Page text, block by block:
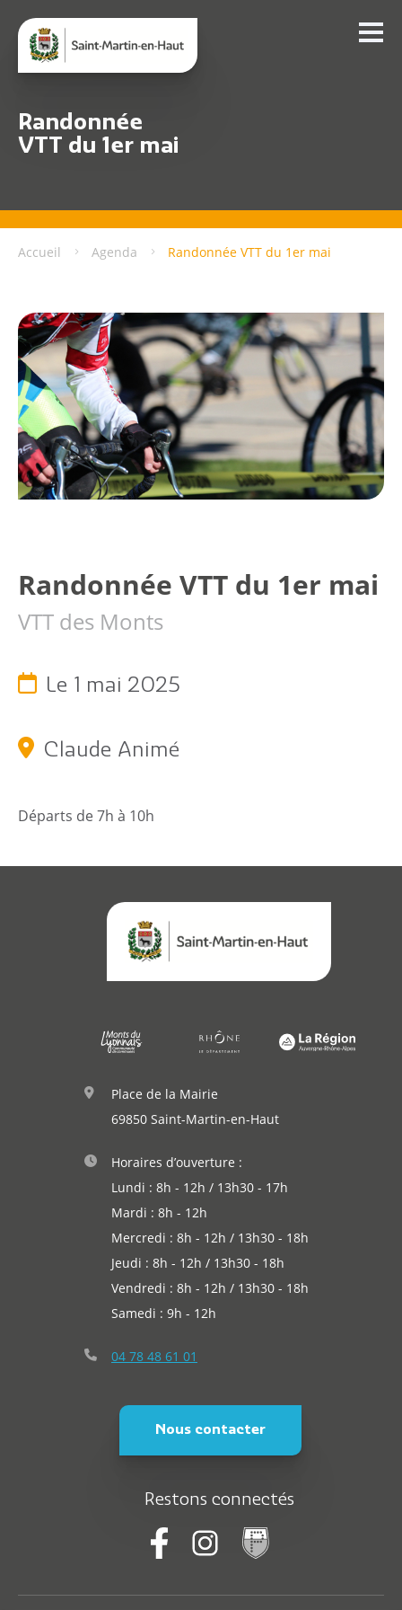
Randonnée
VTT du 1er mai
Accueil Agenda Randonnée VTT du 1er mai
Randonnée VTT du 1er mai
VTT des Monts
Le 1 mai 2025
Claude Animé
Départs de 7h à 10h
Place de la Mairie
69850 Saint-Martin-en-Haut
Horaires d’ouverture :
Lundi : 8h - 12h / 13h30 - 17h
Mardi : 8h - 12h
Mercredi : 8h - 12h / 13h30 - 18h
Jeudi : 8h - 12h / 13h30 - 18h
Vendredi : 8h - 12h / 13h30 - 18h
Samedi : 9h - 12h
04 78 48 61 01
Nous contacter
Restons connectés
Citoyen
Dynamique
Démarches
Démarches
Annuaire
Actualités